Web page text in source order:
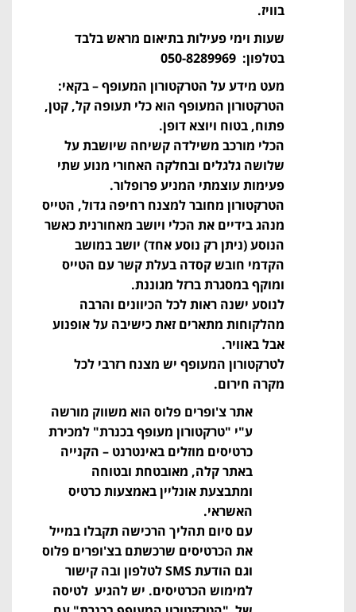
בוויז.
שעות וימי פעילות בתיאום מראש בלבד
בטלפון: 050-8289969
מעט מידע על הטרקטורון המעופף – בקאי:
הטרקטורון המעופף הוא כלי תעופה קל, קטן,
פתוח, בטוח ויוצא דופן.
הכלי מורכב משילדה קשיחה שיושבת על
שלושה גלגלים ובחלקה האחורי מנוע שתי
פעימות עוצמתי המניע פרופלור.
הטרקטורון מחובר למצנח רחיפה גדול, הטייס
מנהג בידיים את הכלי ויושב מאחורנית כאשר
הנוסע (ניתן רק נוסע אחד) יושב במושב
הקדמי חובש קסדה בעלת קשר עם הטייס
ומוקף במסגרת ברזל מגוננת.
לנוסע ישנה ראות לכל הכיוונים והרבה
מהלקוחות מתארים זאת כישיבה על אופנוע
אבל באוויר.
לטרקטורון המעופף יש מצנח רזרבי לכל
מקרה חירום.
אתר צ'ופרים פלוס הוא משווק מורשה
ע"י "טרקטורון מעופף בכנרת" למכירת
כרטיסים מוזלים באינטרנט – הקנייה
באתר קלה, מאובטחת ובטוחה
ומתבצעת אונליין באמצעות כרטיס
האשראי.
עם סיום תהליך הרכישה תקבלו במייל
את הכרטיסים שרכשתם בצ'ופרים פלוס
וגם הודעת SMS לטלפון ובה קישור
למימוש הכרטיסים. יש להגיע לטיסה